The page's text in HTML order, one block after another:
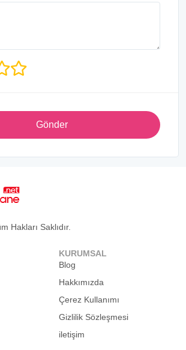
Gönder
Hakları Saklıdır.
KURUMSAL
Blog
Hakkımızda
Çerez Kullanımı
Gizlilik Sözleşmesi
iletişim